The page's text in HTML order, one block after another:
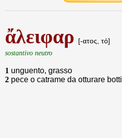
ἄλειφαρ
[-ατος, τό]
sostantivo neutro
1 unguento, grasso
2 pece o catrame da otturare botti